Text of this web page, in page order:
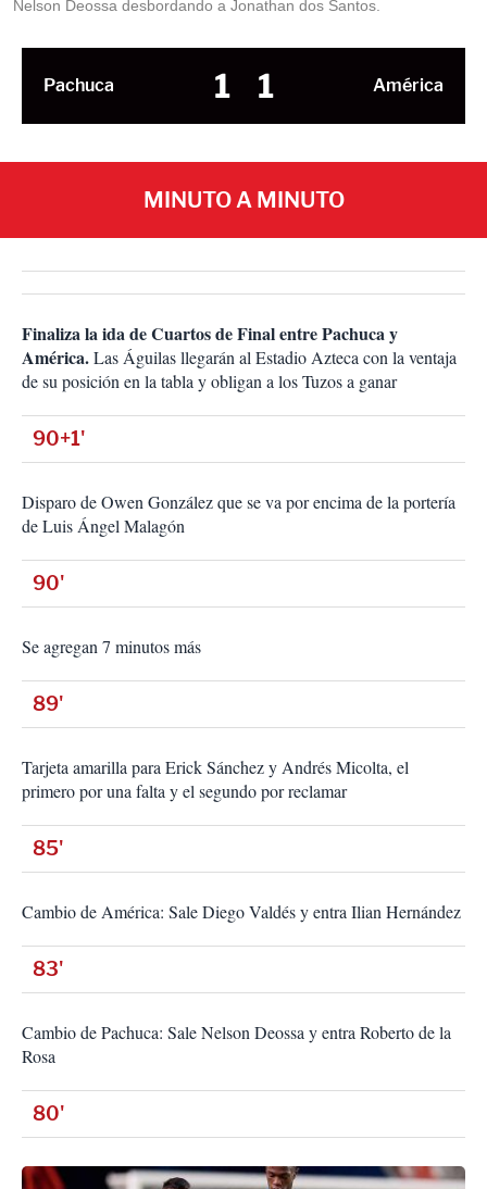
Nelson Deossa desbordando a Jonathan dos Santos.
Pachuca 1 1 América
MINUTO A MINUTO
Finaliza la ida de Cuartos de Final entre Pachuca y
América.Las Águilas llegarán al Estadio Azteca con la ventaja
de su posición en la tabla y obligan a los Tuzos a ganar
90+1'
Disparo de Owen González que se va por encima de la portería
de Luis Ángel Malagón
90'
Se agregan 7 minutos más
89'
Tarjeta amarilla para Erick Sánchez y Andrés Micolta, el
primero por una falta y el segundo por reclamar
85'
Cambio de América: Sale Diego Valdés y entra Ilian Hernández
83'
Cambio de Pachuca: Sale Nelson Deossa y entra Roberto de la
Rosa
80'